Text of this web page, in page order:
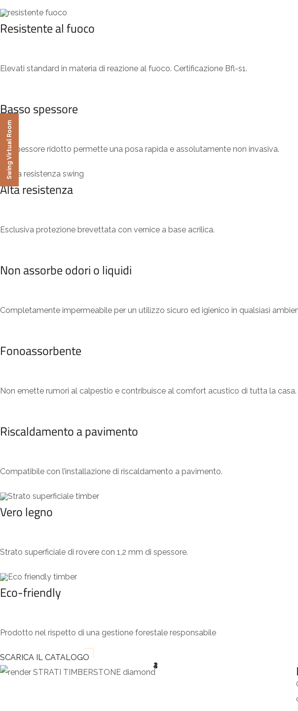
Resistente al fuoco
Elevati standard in materia di reazione al fuoco. Certificazione Bfl-s1.
Basso spessore
Lo spessore ridotto permette una posa rapida e assolutamente non invasiva.
Alta resistenza
Esclusiva protezione brevettata con vernice a base acrilica.
Non assorbe odori o liquidi
Completamente impermeabile per un utilizzo sicuro ed igienico in qualsiasi
Fonoassorbente
Non emette rumori al calpestio e contribuisce al comfort acustico di tutta la casa.
Riscaldamento a pavimento
Compatibile con l’installazione di riscaldamento a pavimento.
Vero legno
Strato superficiale di rovere con 1,2 mm di spessore.
Eco-friendly
Prodotto nel rispetto di una gestione forestale responsabile
SCARICA IL CATALOGO
1
2
3
4
Swing Virtual Room